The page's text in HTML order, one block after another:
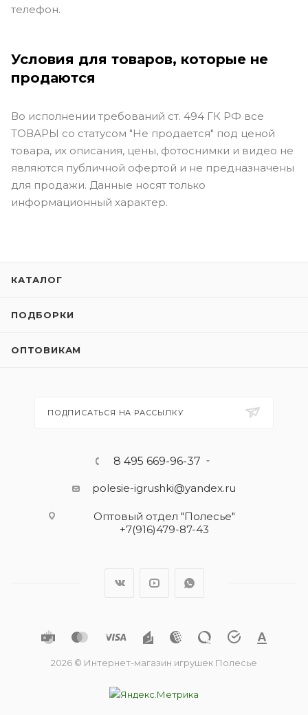
телефон.
Условия для товаров, которые не
продаются
Во исполнении требований ст. 494 ГК РФ все
ТОВАРЫ со статусом "Не продается" под ценой
товара, их описания, цены, фотоснимки и видео не
являются публичной офертой и не предназначены
для продажи. Данные носят только
информационный характер.
КАТАЛОГ
ПОДБОРКИ
ОПТОВИКАМ
ПОДПИСАТЬСЯ НА РАССЫЛКУ
8 495 669-96-37
polesie-igrushki@yandex.ru
Оптовый отдел "Полесье"
+7(916)479-87-43
2026 © Интернет-магазин игрушек Полесье